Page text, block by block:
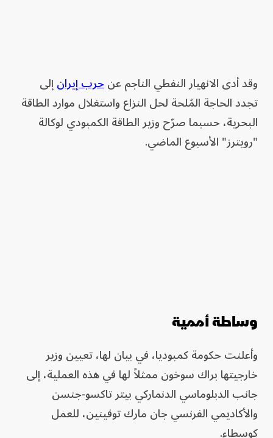
وقد أدى الانهيار النفطي الناجم عنحرب إيرانإلى
تجدد الحاجة المُلحة لحل النزاع واستغلال موارد الطاقة
البحرية، حسبما صرّح وزير الطاقة الكمبودي لوكالة
"رويترز" الأسبوع الماضي.
وساطة أممية
وأعلنت حكومة كمبوديا، في بيان لها، تعيين وزير
خارجيتها براك سوخون ممثلاً لها في هذه العملية، إلى
جانب الدبلوماسي الدنماركي بيتر تاكسو-جنسن
والأكاديمي الفرنسي جان مارك توفينين، للعمل
كوسطاء.